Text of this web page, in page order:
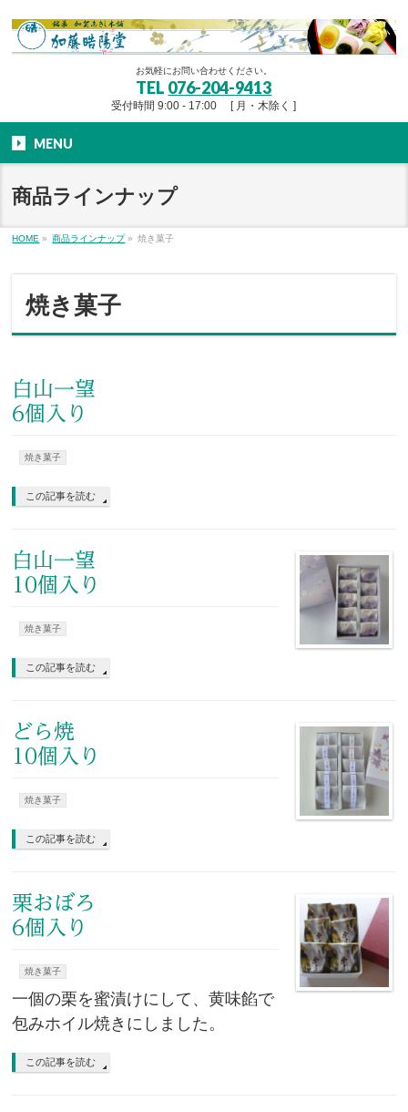
お気軽にお問い合わせください。
TEL 076-204-9413
受付時間 9:00 - 17:00 [ 月・木除く ]
MENU
商品ラインナップ
HOME » 商品ラインナップ» 焼き菓子
焼き菓子
白山一望
6個入り
焼き菓子
この記事を読む
白山一望
10個入り
焼き菓子
この記事を読む
どら焼
10個入り
焼き菓子
この記事を読む
栗おぼろ
6個入り
焼き菓子
一個の栗を蜜漬けにして、黄味餡で
包みホイル焼きにしました。
この記事を読む